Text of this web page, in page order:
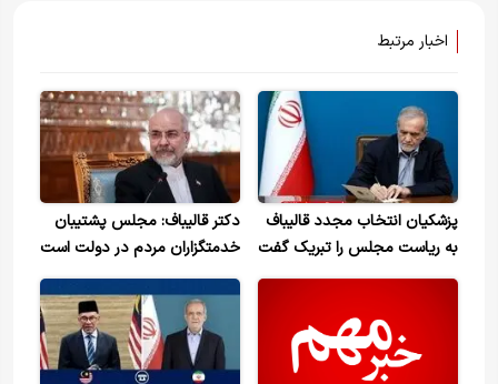
اخبار مرتبط
پزشکیان انتخاب مجدد قالیباف
به ریاست مجلس را تبریک گفت
دکتر قالیباف: مجلس پشتیبان
خدمتگزاران مردم در دولت است
/قدردانی رئیس مجلس از پیام
تبریک دکتر پزشکیان